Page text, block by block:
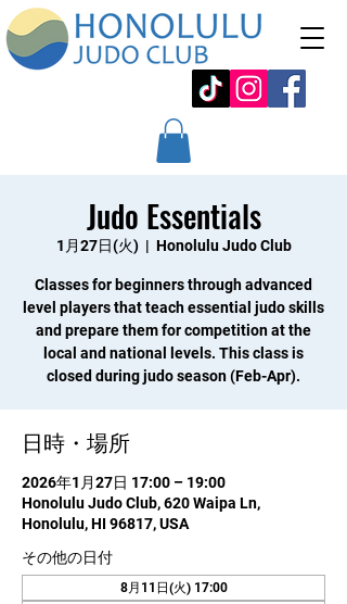
Judo Essentials
1月27日(火)
  |
Honolulu Judo Club
Classes for beginners through advanced
level players that teach essential judo skills
and prepare them for competition at the
local and national levels. This class is
closed during judo season (Feb-Apr).
日時・場所
2026年1月27日 17:00 – 19:00
Honolulu Judo Club, 620 Waipa Ln,
Honolulu, HI 96817, USA
その他の日付
8月11日(火) 17:00